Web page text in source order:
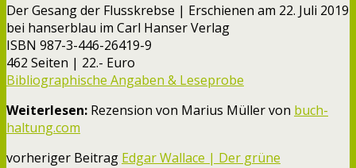
Der Gesang der Flusskrebse | Erschienen am 22. Juli 2019
bei hanserblau im Carl Hanser Verlag
ISBN 987-3-446-26419-9
462 Seiten | 22.- Euro
Bibliographische Angaben & Leseprobe
Weiterlesen: Rezension von Marius Müller von buch-
haltung.com
vorheriger Beitrag Edgar Wallace | Der grüne